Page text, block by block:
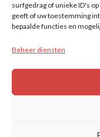
surfgedrag of unieke ID's
geeft of uw toestemming
bepaalde functies en
Beheer diensten
t: 020 5353 700
e:
Protestantse
e: info@diaconie.org